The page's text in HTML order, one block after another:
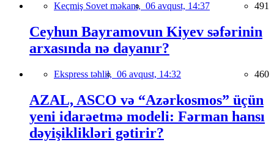
Keçmiş Sovet məkanı, 06 avqust, 14:37 491
Ceyhun Bayramovun Kiyev səfərinin
arxasında nə dayanır?
Ekspress təhlil, 06 avqust, 14:32 460
AZAL, ASCO və “Azərkosmos” üçün
yeni idarəetmə modeli: Fərman hansı
dəyişiklikləri gətirir?